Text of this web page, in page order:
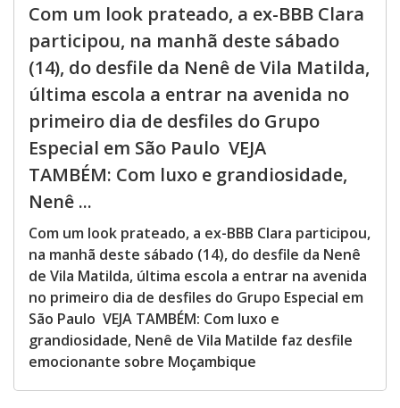
Com um look prateado, a ex-BBB Clara
participou, na manhã deste sábado
(14), do desfile da Nenê de Vila Matilda,
última escola a entrar na avenida no
primeiro dia de desfiles do Grupo
Especial em São Paulo VEJA
TAMBÉM: Com luxo e grandiosidade,
Nenê ...
Com um look prateado, a ex-BBB Clara participou,
na manhã deste sábado (14), do desfile da Nenê
de Vila Matilda, última escola a entrar na avenida
no primeiro dia de desfiles do Grupo Especial em
São Paulo VEJA TAMBÉM: Com luxo e
grandiosidade, Nenê de Vila Matilde faz desfile
emocionante sobre Moçambique